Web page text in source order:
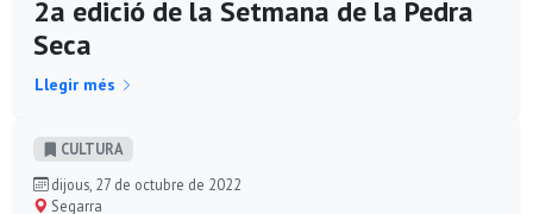
2a edició de la Setmana de la Pedra
Seca
Llegir més
CULTURA
dijous, 27 de octubre de 2022
Segarra